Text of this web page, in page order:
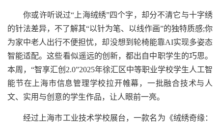
你或许听说过“上海绒绣”四个字，却分不清它与十字绣
的针法差异，不了解其“以针为笔、以线作画”的独特质感;你
为家中老人出行不便担忧，却没想到轮椅能靠AI实现多姿态
智能适配。这些看似遥远的创新，都出自中职学生的巧思。
本周，“智享汇创2.0”2025年徐汇区中等职业学校学生人工智
能节在上海市信息管理学校拉开帷幕，一批融合技术与人
文、实用与创意的学生作品，让人眼前一亮。
经过上海市工业技术学校展台，一款名为《绒绣奇缘：